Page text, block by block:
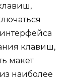
клавиш,
макет
наиболее